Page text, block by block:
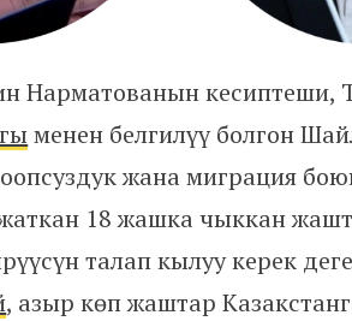
Нарматованын кесиптеши,
менен белгилүү болгон
жана миграция
18 жашка чыккан
талап кылуу керек
, азыр көп жаштар